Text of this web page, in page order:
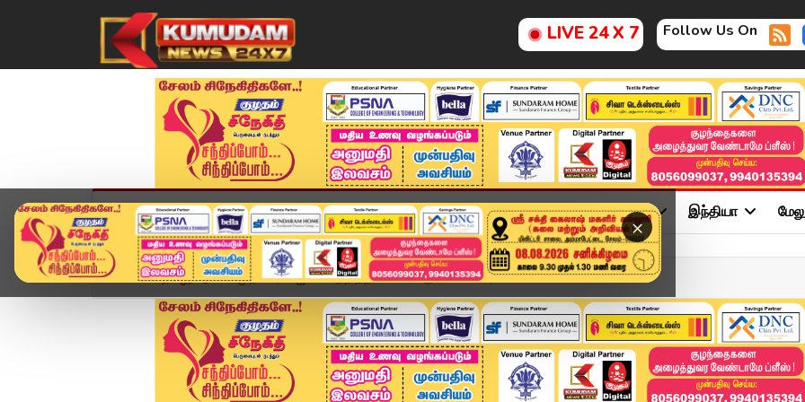
LIVE 24 X 7 Follow Us On
×
முகப்பு விளையாட்டு அண்மை தமிழ்நாடு சினிமா அரசியல் விளையாட்டு இந்தியா
Home தமிழ்நாடு முதல்வர் விஜயை சந்தித்த கவின், அதர்வா... வைரலாக...